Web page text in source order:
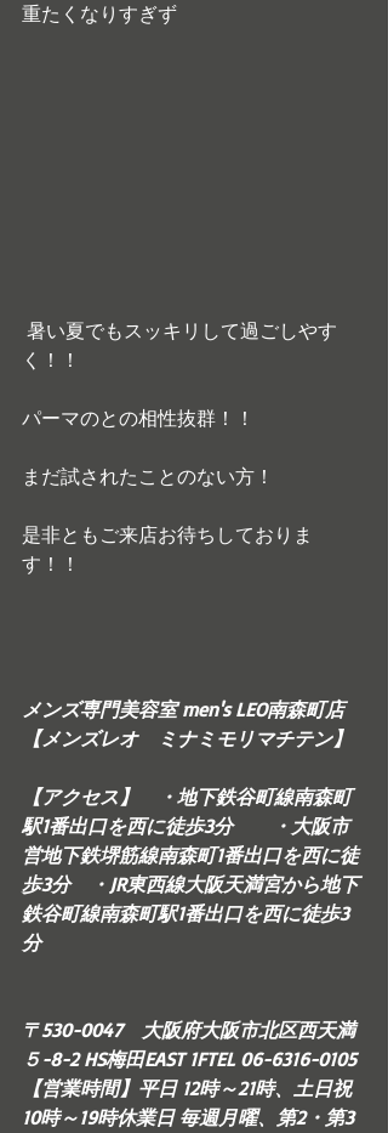
重たくなりすぎず
く！！
パーマのとの相性抜群！！
まだ試されたことのない方！
是非ともご来店お待ちしておりま
す！！
メンズ専門美容室 men's LEO南森町店
【メンズレオ　ミナミモリマチテン】
【アクセス】　・地下鉄谷町線南森町
駅1番出口を西に徒歩3分　　・大阪市
営地下鉄堺筋線南森町1番出口を西に徒
歩3分　・JR東西線大阪天満宮から地下
鉄谷町線南森町駅1番出口を西に徒歩3
分
〒530-0047　大阪府大阪市北区西天満
５-8-2 HS梅田EAST 1FTEL 06-6316-0105
【営業時間】平日 12時～21時、土日祝
10時～19時休業日 毎週月曜、第2・第3